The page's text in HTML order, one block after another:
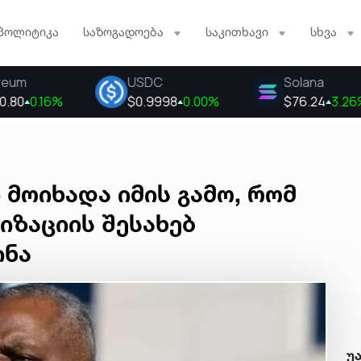
საზოგადოება საკითხავი სხვა
იმის გამო, რომ
შესახებ